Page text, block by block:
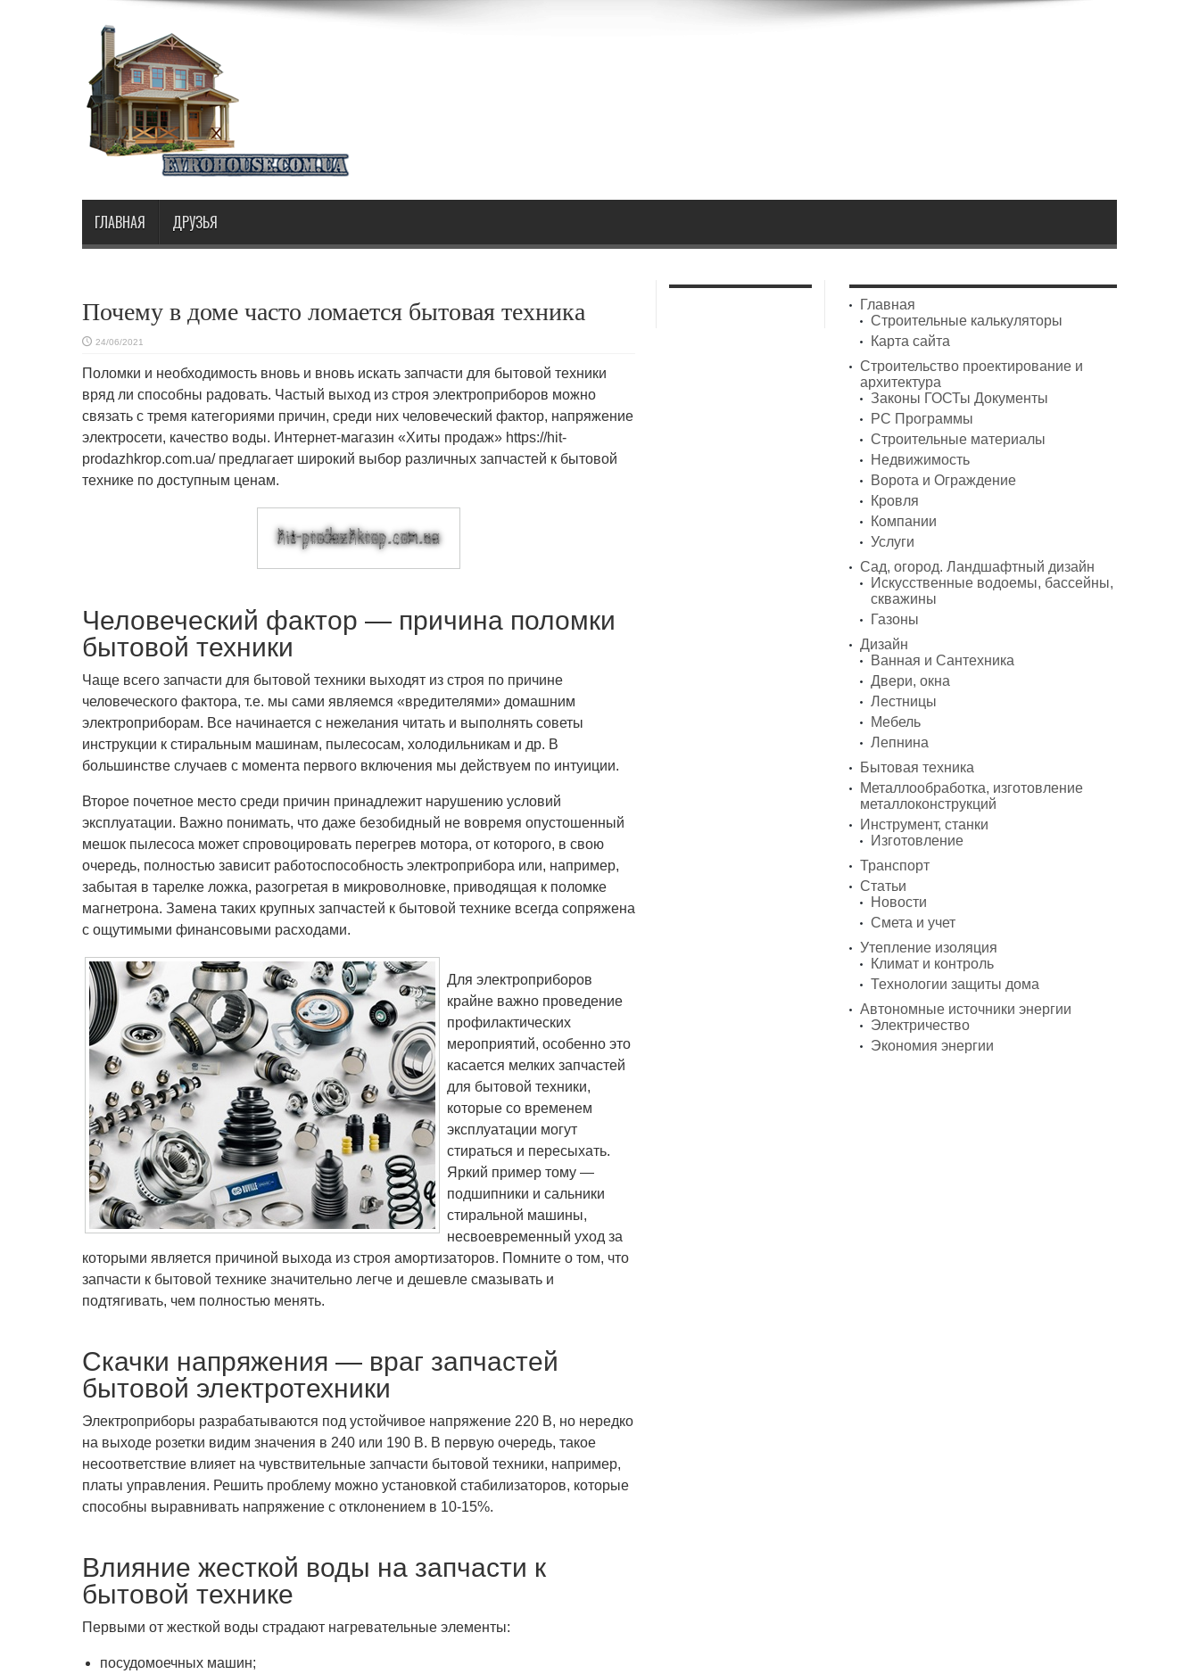
ГЛАВНАЯ ДРУЗЬЯ
Почему в доме часто ломается бытовая техника
24/06/2021
Поломки и необходимость вновь и вновь искать запчасти для бытовой техники
вряд ли способны радовать. Частый выход из строя электроприборов можно
связать с тремя категориями причин, среди них человеческий фактор, напряжение
электросети, качество воды. Интернет-магазин «Хиты продаж» https://hit-
prodazhkrop.com.ua/ предлагает широкий выбор различных запчастей к бытовой
технике по доступным ценам.
Человеческий фактор — причина поломки
бытовой техники
Чаще всего запчасти для бытовой техники выходят из строя по причине
человеческого фактора, т.е. мы сами являемся «вредителями» домашним
электроприборам. Все начинается с нежелания читать и выполнять советы
инструкции к стиральным машинам, пылесосам, холодильникам и др. В
большинстве случаев с момента первого включения мы действуем по интуиции.
Второе почетное место среди причин принадлежит нарушению условий
эксплуатации. Важно понимать, что даже безобидный не вовремя опустошенный
мешок пылесоса может спровоцировать перегрев мотора, от которого, в свою
очередь, полностью зависит работоспособность электроприбора или, например,
забытая в тарелке ложка, разогретая в микроволновке, приводящая к поломке
магнетрона. Замена таких крупных запчастей к бытовой технике всегда сопряжена
с ощутимыми финансовыми расходами.
Для электроприборов
крайне важно проведение
профилактических
мероприятий, особенно это
касается мелких запчастей
для бытовой техники,
которые со временем
эксплуатации могут
стираться и пересыхать.
Яркий пример тому —
подшипники и сальники
стиральной машины,
несвоевременный уход за
которыми является причиной выхода из строя амортизаторов. Помните о том, что
запчасти к бытовой технике значительно легче и дешевле смазывать и
подтягивать, чем полностью менять.
Скачки напряжения — враг запчастей
бытовой электротехники
Электроприборы разрабатываются под устойчивое напряжение 220 В, но нередко
на выходе розетки видим значения в 240 или 190 В. В первую очередь, такое
несоответствие влияет на чувствительные запчасти бытовой техники, например,
платы управления. Решить проблему можно установкой стабилизаторов, которые
способны выравнивать напряжение с отклонением в 10-15%.
Влияние жесткой воды на запчасти к
бытовой технике
Первыми от жесткой воды страдают нагревательные элементы:
посудомоечных машин;
Главная
Строительные калькуляторы
Карта сайта
Строительство проектирование и
архитектура
Законы ГОСТы Документы
PC Программы
Строительные материалы
Недвижимость
Ворота и Ограждение
Кровля
Компании
Услуги
Сад, огород. Ландшафтный дизайн
Искусственные водоемы, бассейны,
скважины
Газоны
Дизайн
Ванная и Сантехника
Двери, окна
Лестницы
Мебель
Лепнина
Бытовая техника
Металлообработка, изготовление
металлоконструкций
Инструмент, станки
Изготовление
Транспорт
Статьи
Новости
Смета и учет
Утепление изоляция
Климат и контроль
Технологии защиты дома
Автономные источники энергии
Электричество
Экономия энергии